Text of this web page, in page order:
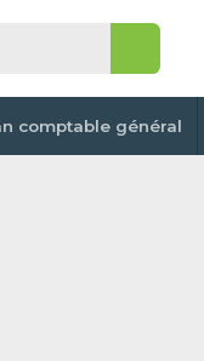
comptable général